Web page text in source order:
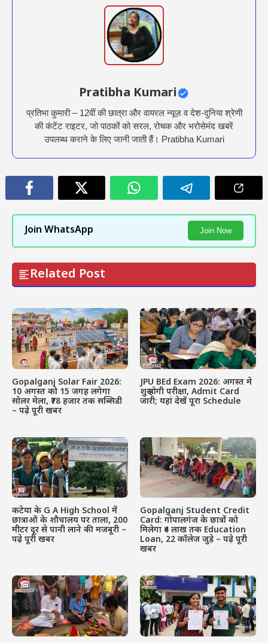
Pratibha Kumari
प्रतिभा कुमारी – 12वीं की छात्रा और वायरल न्यूज़ व देश-दुनिया श्रेणी
की कंटेंट राइटर, जो पाठकों को सरल, रोचक और भरोसेमंद खबरें
उपलब्ध कराने के लिए जानी जाती हैं। Pratibha Kumari
Join WhatsApp Join Now
Related Post
Gopalganj Solar Fair 2026:
10 अगस्त को 15 जगह लगेगा
सोलर मेला, ₹78 हजार तक सब्सिडी
– पढ़े पूरी खबर
JPU BEd Exam 2026: अगस्त मे
शुरू होगी परीक्षा, Admit Card
जारी; यहां देखें पूरा Schedule
कटेया के G A High School में
छात्राओं के शौचालय पर ताला, 200
मीटर दूर से पानी लाने की मजबूरी –
पढ़े पूरी खबर
Gopalganj Student Credit
Card: गोपालगंज के छात्रों को
मिलेगा ₹4 लाख तक Education
Loan, 22 कॉलेज जुड़े – पढ़े पूरी
खबर